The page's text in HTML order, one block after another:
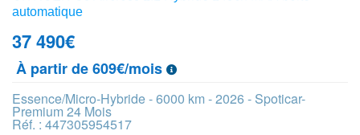
automatique
37 490€
À partir de 609€/mois
Essence/Micro-Hybride - 6000 km - 2026 - Spoticar-
Premium 24 Mois
Réf. : 447305954517